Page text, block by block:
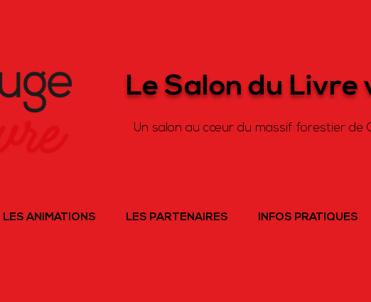
Le Salon du Livre
Un salon au cœur du massif forestier de
LES ANIMATIONS LES PARTENAIRES INFOS PRATIQUES